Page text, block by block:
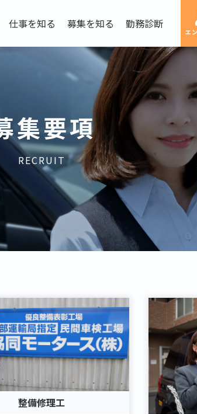
仕事を知る 募集を知る 勤務診断
エ
集要項
RECRUIT
整備修理工